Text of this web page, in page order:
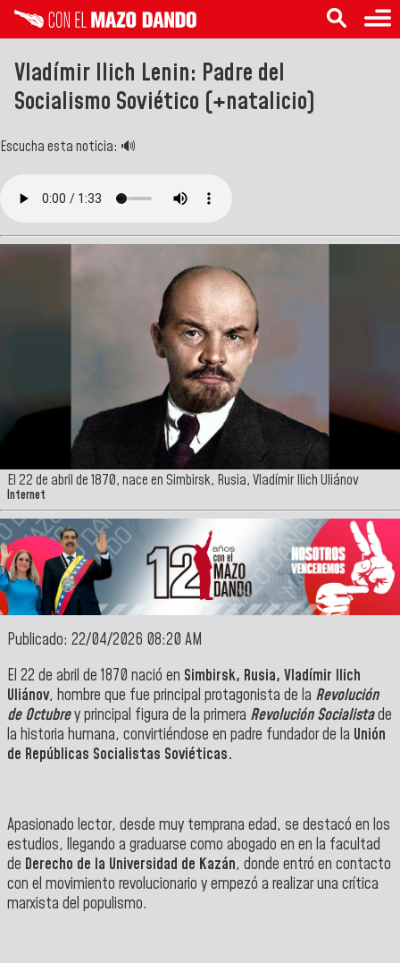
Vladímir Ilich Lenin: Padre del
Socialismo Soviético (+natalicio)
Escucha esta noticia: 🔊
El 22 de abril de 1870, nace en Simbirsk, Rusia, Vladímir Ilich Uliánov
Internet
Publicado: 22/04/2026 08:20 AM
El 22 de abril de 1870 nació en Simbirsk, Rusia, Vladímir Ilich
Uliánov, hombre que fue principal protagonista de la Revolución
de Octubrey principal figura de la primera Revolución Socialistade
la historia humana, convirtiéndose en padre fundador de la Unión
de Repúblicas Socialistas Soviéticas.
Apasionado lector, desde muy temprana edad, se destacó en los
estudios, llegando a graduarse como abogado en en la facultad
de Derecho de la Universidad de Kazán, donde entró en contacto
con el movimiento revolucionario y empezó a realizar una crítica
marxista del populismo.